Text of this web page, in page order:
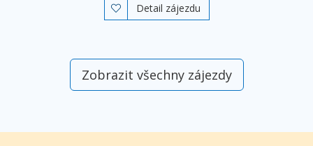
 Detail zájezdu
Zobrazit všechny zájezdy